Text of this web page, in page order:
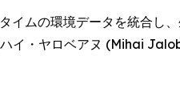
ムの環境データを統合し
イ・ヤロベアヌ (Mihai